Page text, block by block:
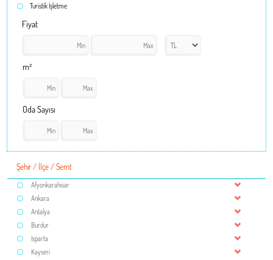
Turistik İşletme
Fiyat
m²
Oda Sayısı
Şehir / İlçe / Semt
Afyonkarahisar
Ankara
Antalya
Burdur
Isparta
Kayseri